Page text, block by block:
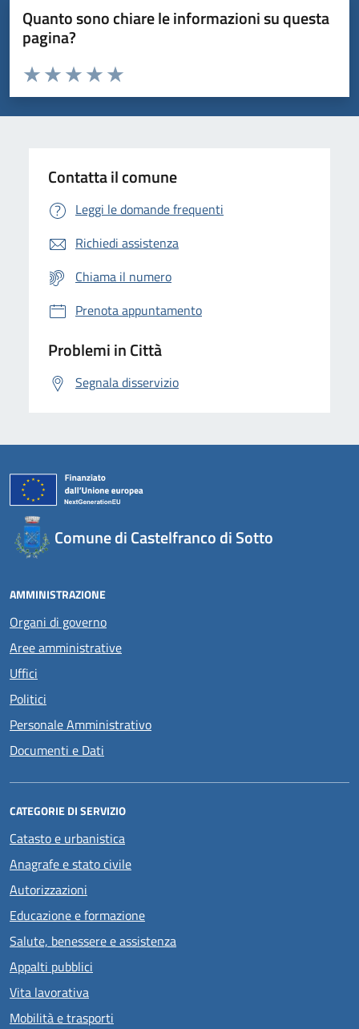
Quanto sono chiare le informazioni su questa
pagina?
Domanda
Valuta da 1 a 5 stelle la pagina
Valuta 5 stelle su 5
Valuta 4 stelle su 5
Valuta 3 stelle su 5
Valuta 2 stelle su 5
Valuta 1 stelle su 5
Contatta il comune
Leggi le domande frequenti
Richiedi assistenza
Chiama il numero
Prenota appuntamento
Problemi in Città
Segnala disservizio
Comune di Castelfranco di Sotto
AMMINISTRAZIONE
Organi di governo
Aree amministrative
Uffici
Politici
Personale Amministrativo
Documenti e Dati
CATEGORIE DI SERVIZIO
Catasto e urbanistica
Anagrafe e stato civile
Autorizzazioni
Educazione e formazione
Salute, benessere e assistenza
Appalti pubblici
Vita lavorativa
Mobilità e trasporti